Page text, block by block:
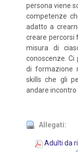
persona viene
competenze
adatto a
creare percorsi
misura di
conoscenze.
di formazione
skills che gli
andare
Allegati:
Adulti da